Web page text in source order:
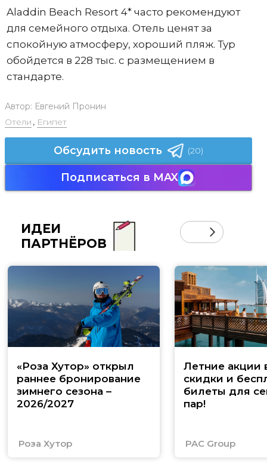
Aladdin Beach Resort 4* часто рекомендуют
для семейного отдыха. Отель ценят за
спокойную атмосферу, хороший пляж. Тур
обойдется в 228 тыс. с размещением в
стандарте.
Автор: Евгений Пронин
Отели , Египет
Обсудить новость (20)
Подписаться в MAX
ИДЕИ
ПАРТНЁРОВ
«Роза Хутор» открыл
раннее бронирование
зимнего сезона –
2026/2027
Роза Хутор
Летние акции
скидки и
билеты для
пар!
PAC Group